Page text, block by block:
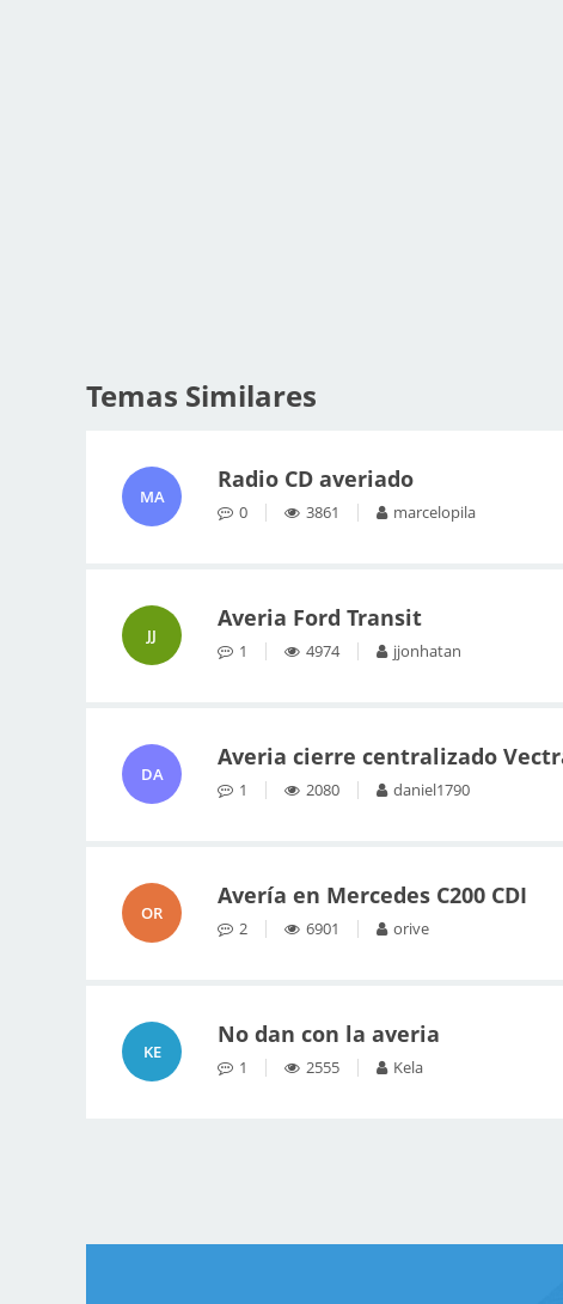
Temas Similares
MA
Radio CD averiado
0 3861 marcelopila
JJ
Averia Ford Transit
1 4974 jjonhatan
DA
Averia cierre centralizado
1 2080 daniel1790
OR
Avería en Mercedes C200 CDI
2 6901 orive
KE
No dan con la averia
1 2555 Kela